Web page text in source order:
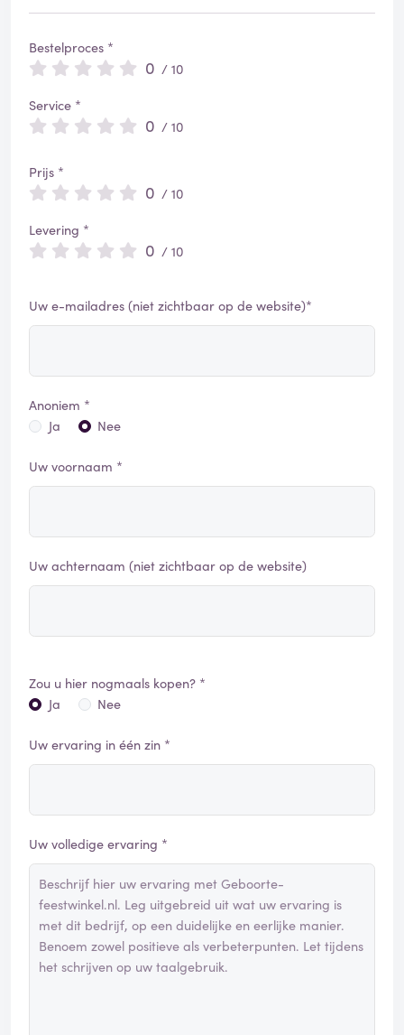
Bestelproces *
0 / 10
Service *
0 / 10
Prijs *
0 / 10
Levering *
0 / 10
Uw e-mailadres (niet zichtbaar op de website)*
Anoniem *
Ja
Nee
Uw voornaam *
Uw achternaam (niet zichtbaar op de website)
Zou u hier nogmaals kopen? *
Ja
Nee
Uw ervaring in één zin *
Uw volledige ervaring *